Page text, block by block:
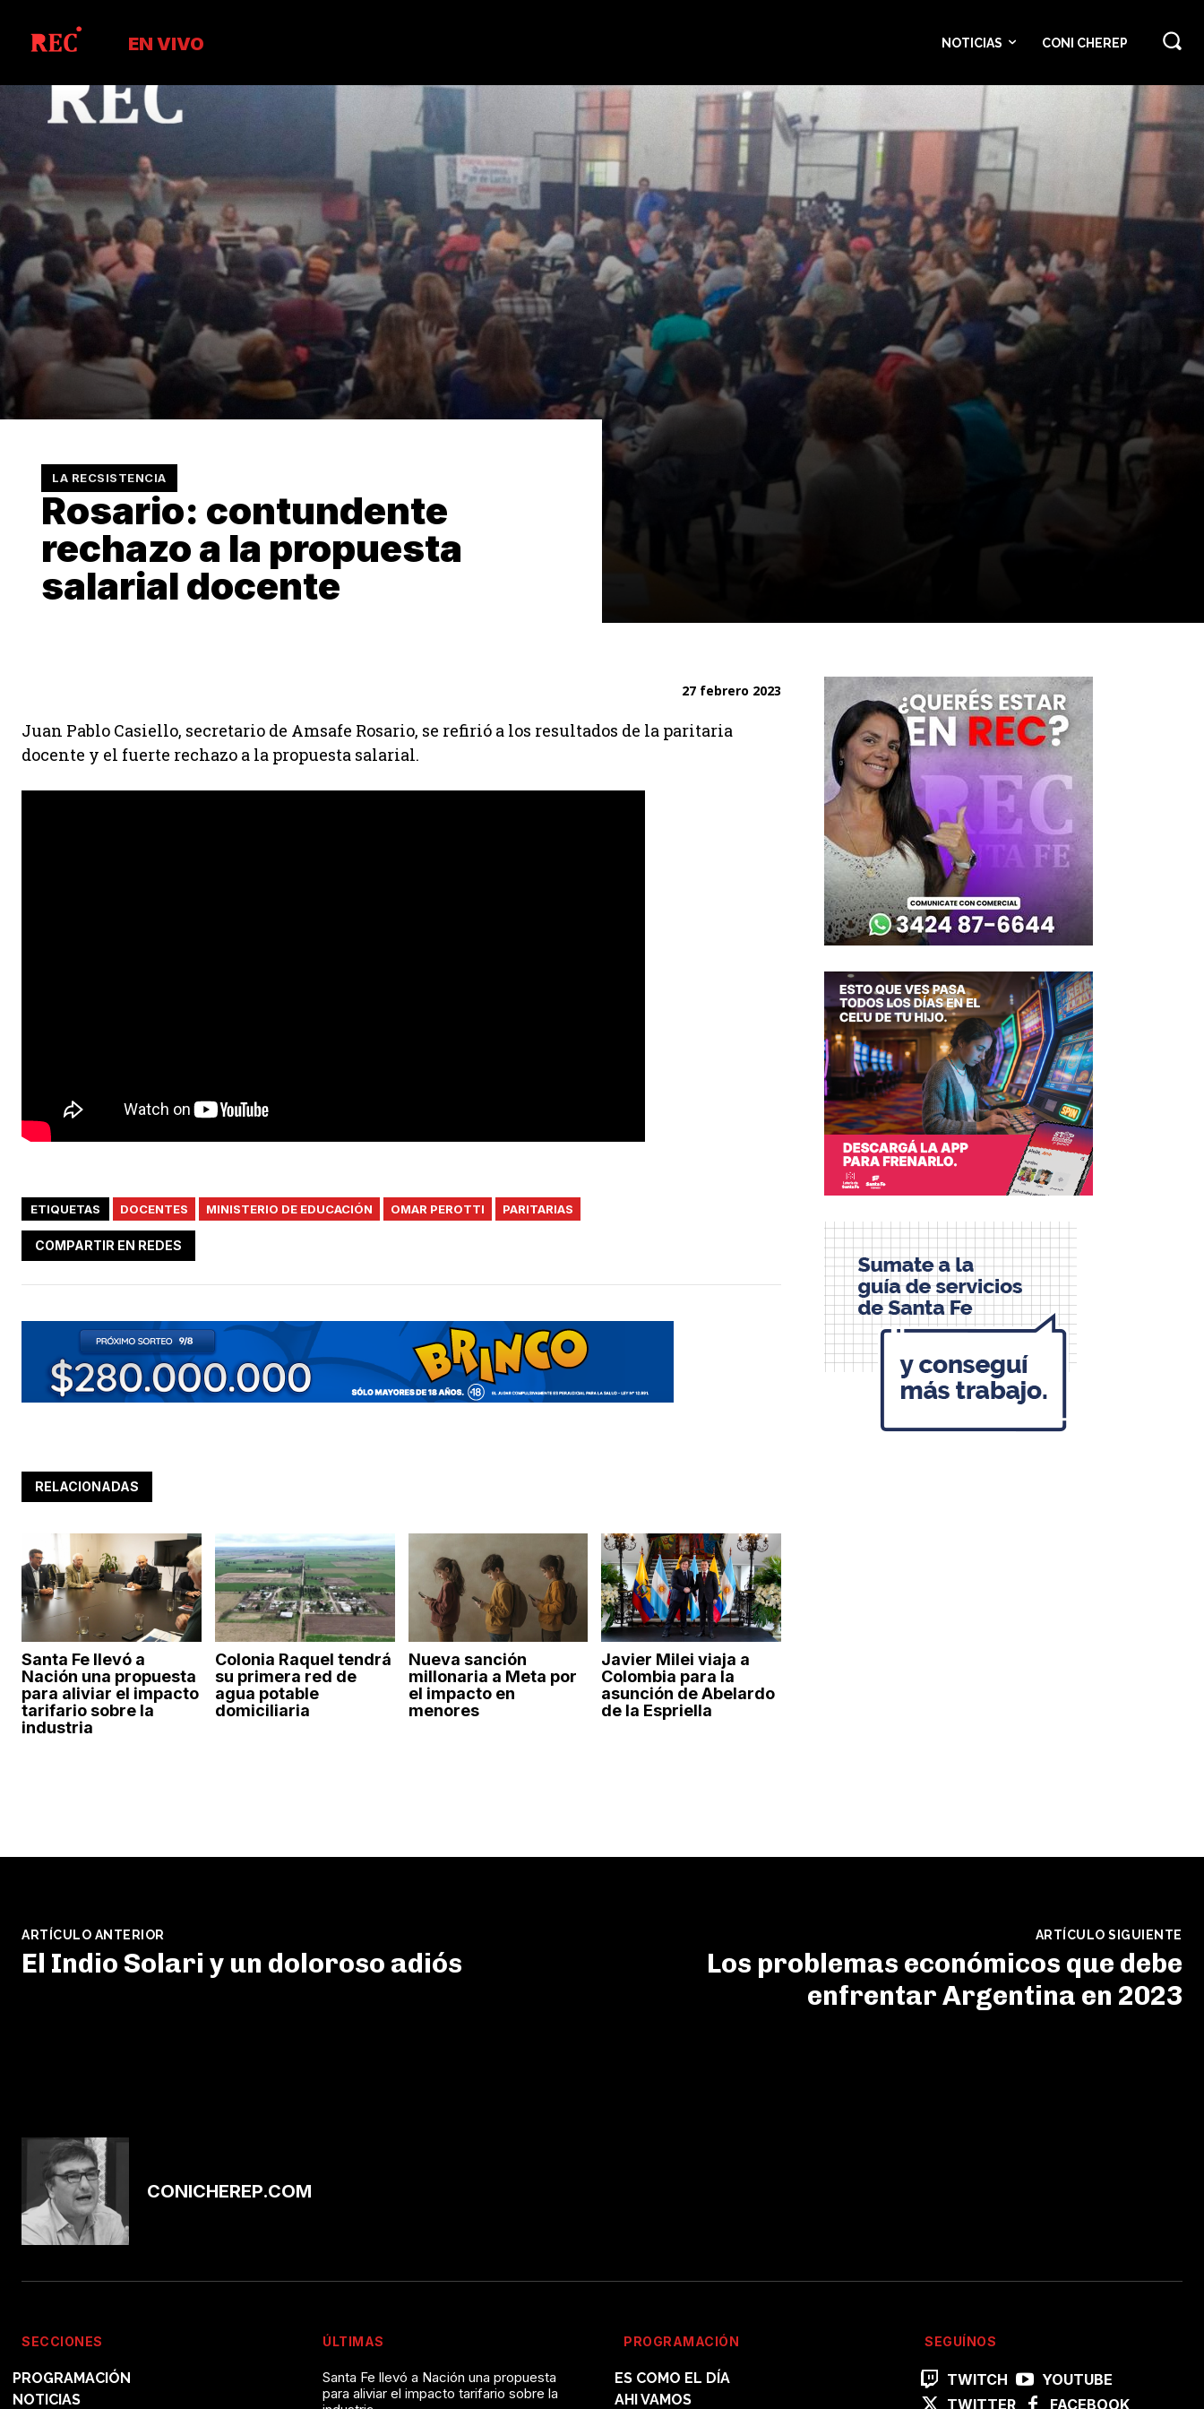
EN VIVO NOTICIAS CONI CHEREP
LA RECSISTENCIA
Rosario: contundente
rechazo a la propuesta
salarial docente
27 febrero 2023
Juan Pablo Casiello, secretario de Amsafe Rosario, se refirió a los resultados de la paritaria
docente y el fuerte rechazo a la propuesta salarial.
ETIQUETAS DOCENTES MINISTERIO DE EDUCACIÓN OMAR PEROTTI PARITARIAS
COMPARTIR EN REDES
RELACIONADAS
Santa Fe llevó a
Nación una propuesta
para aliviar el impacto
tarifario sobre la
industria
Colonia Raquel tendrá
su primera red de
agua potable
domiciliaria
Nueva sanción
millonaria a Meta por
el impacto en
menores
Javier Milei viaja a
Colombia para la
asunción de Abelardo
de la Espriella
ARTÍCULO ANTERIOR
El Indio Solari y un doloroso adiós
ARTÍCULO SIGUIENTE
Los problemas económicos que debe
enfrentar Argentina en 2023
CONICHEREP.COM
SECCIONES
PROGRAMACIÓN
NOTICIAS
ÚLTIMAS
Santa Fe llevó a Nación una propuesta
para aliviar el impacto tarifario sobre la
PROGRAMACIÓN
ES COMO EL DÍA
AHI VAMOS
SEGUÍNOS
TWITCH
YOUTUBE
TWITTER
FACEBOOK